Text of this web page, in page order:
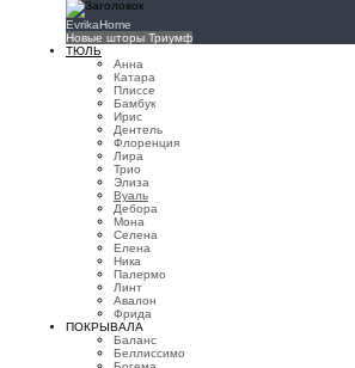
EvrikaHome
Новые шторы Триумф
ТЮЛЬ
Анна
Катара
Плиссе
Бамбук
Ирис
Дентель
Флоренция
Лира
Трио
Элиза
Вуаль
Дебора
Мона
Селена
Елена
Ника
Палермо
Линт
Авалон
Фрида
ПОКРЫВАЛА
Баланс
Беллиссимо